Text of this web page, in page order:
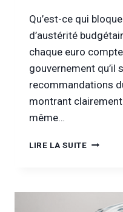
Qu’est-ce qui
d’austérité
chaque euro
gouvernement qu’il
recommandations
montrant
même…
LIRE LA SUITELES
POUR
RÉDUIRE